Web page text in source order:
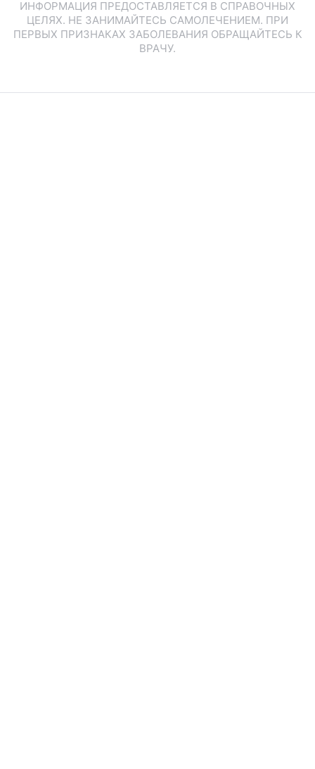
ИНФОРМАЦИЯ ПРЕДОСТАВЛЯЕТСЯ В СПРАВОЧНЫХ
ЦЕЛЯХ. НЕ ЗАНИМАЙТЕСЬ САМОЛЕЧЕНИЕМ. ПРИ
ПЕРВЫХ ПРИЗНАКАХ ЗАБОЛЕВАНИЯ ОБРАЩАЙТЕСЬ К
ВРАЧУ.